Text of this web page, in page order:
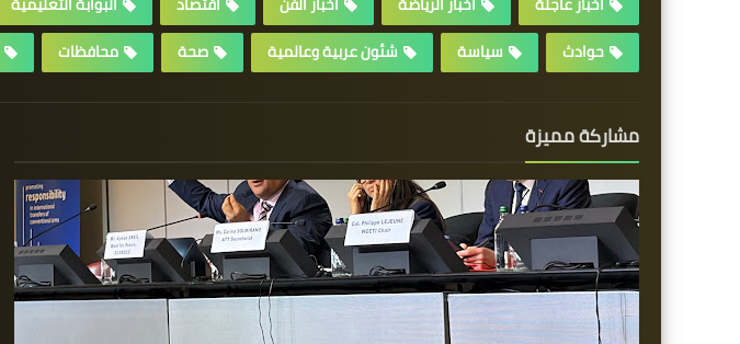
حوادث
سياسة شئون عربية وعالمية صحة محافظات
مشاركة مميزة